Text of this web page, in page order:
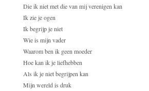
Die ik niet met die van mij verenigen kan
Ik zie je ogen
Ik begrijp je niet
Wie is mijn vader
Waarom ben ik geen moeder
Hoe kan ik je liefhebben
Als ik je niet begrijpen kan
Mijn wereld is druk